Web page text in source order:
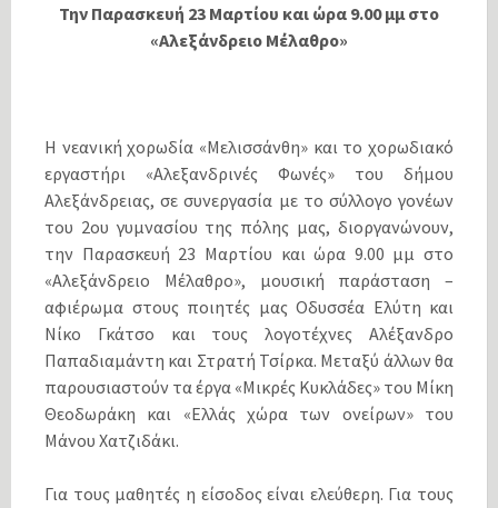
Την Παρασκευή 23 Μαρτίου και ώρα 9.00 μμ στο
«Αλεξάνδρειο Μέλαθρο»
Η νεανική χορωδία «Μελισσάνθη» και το χορωδιακό
εργαστήρι «Αλεξανδρινές Φωνές» του δήμου
Αλεξάνδρειας, σε συνεργασία με το σύλλογο γονέων
του 2ου γυμνασίου της πόλης μας, διοργανώνουν,
την Παρασκευή 23 Μαρτίου και ώρα 9.00 μμ στο
«Αλεξάνδρειο Μέλαθρο», μουσική παράσταση –
αφιέρωμα στους ποιητές μας Οδυσσέα Ελύτη και
Νίκο Γκάτσο και τους λογοτέχνες Αλέξανδρο
Παπαδιαμάντη και Στρατή Τσίρκα. Μεταξύ άλλων θα
παρουσιαστούν τα έργα «Μικρές Κυκλάδες» του Μίκη
Θεοδωράκη και «Ελλάς χώρα των ονείρων» του
Μάνου Χατζιδάκι.
Για τους μαθητές η είσοδος είναι ελεύθερη. Για τους